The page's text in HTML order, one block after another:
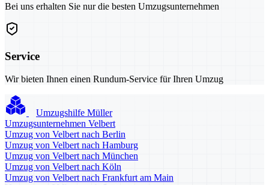
Bei uns erhalten Sie nur die besten Umzugsunternehmen
Service
Wir bieten Ihnen einen Rundum-Service für Ihren Umzug
Umzugshilfe Müller
Umzugsunternehmen Velbert
Umzug von Velbert nach Berlin
Umzug von Velbert nach Hamburg
Umzug von Velbert nach München
Umzug von Velbert nach Köln
Umzug von Velbert nach Frankfurt am Main